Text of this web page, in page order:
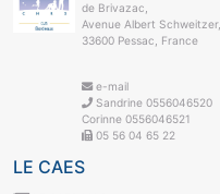
de Brivazac,
Avenue Albert Schweitzer,
33600 Pessac, France
e-mail
Sandrine 0556046520
Corinne 0556046521
05 56 04 65 22
LE CAES